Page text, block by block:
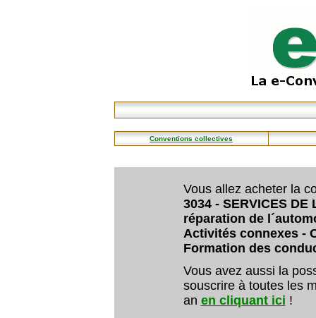
Conventions collectives
Vous allez acheter la
3034 - SERVICES DE
réparation de
Activités connexes -
Formation des
Vous avez aussi la
souscrire à toutes les
an en cliquant ici !